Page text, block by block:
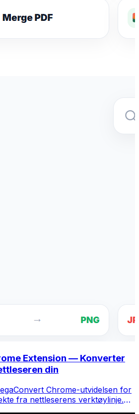
Extension — Konverter
din
Chrome-utvidelsen for
fra nettleserens verktøylinje.